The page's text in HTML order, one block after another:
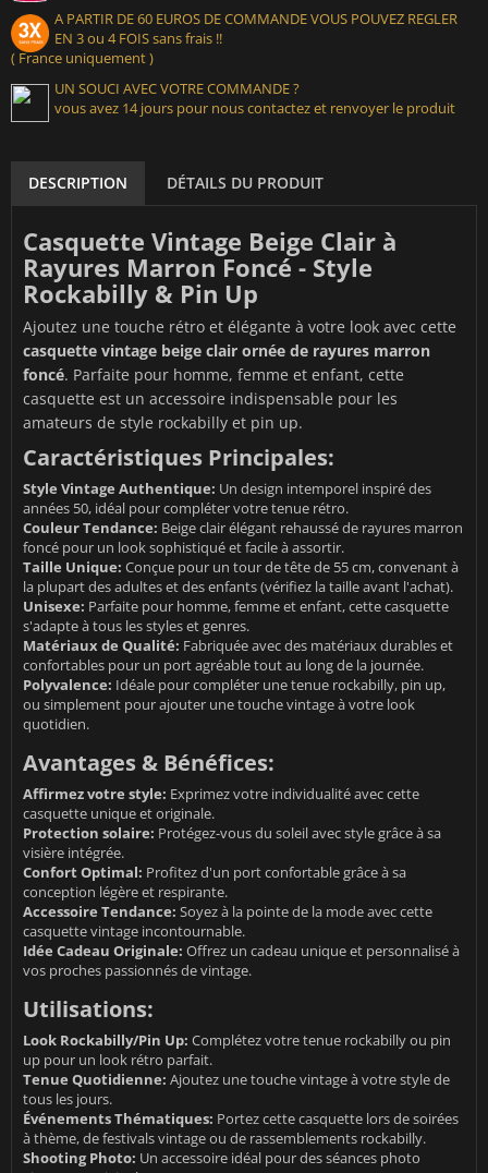
A PARTIR DE 60 EUROS DE COMMANDE VOUS POUVEZ REGLER
EN 3 ou 4 FOIS sans frais !!
( France uniquement )
UN SOUCI AVEC VOTRE COMMANDE ?
vous avez 14 jours pour nous contactez et renvoyer le produit
DESCRIPTION DÉTAILS DU PRODUIT
Casquette Vintage Beige Clair à
Rayures Marron Foncé - Style
Rockabilly & Pin Up
Ajoutez une touche rétro et élégante à votre look avec cette
casquette vintage beige clair ornée de rayures marron
foncé. Parfaite pour homme, femme et enfant, cette
casquette est un accessoire indispensable pour les
amateurs de style rockabilly et pin up.
Caractéristiques Principales:
Style Vintage Authentique: Un design intemporel inspiré des
années 50, idéal pour compléter votre tenue rétro.
Couleur Tendance: Beige clair élégant rehaussé de rayures marron
foncé pour un look sophistiqué et facile à assortir.
Taille Unique: Conçue pour un tour de tête de 55 cm, convenant à
la plupart des adultes et des enfants (vérifiez la taille avant l'achat).
Unisexe: Parfaite pour homme, femme et enfant, cette casquette
s'adapte à tous les styles et genres.
Matériaux de Qualité: Fabriquée avec des matériaux durables et
confortables pour un port agréable tout au long de la journée.
Polyvalence: Idéale pour compléter une tenue rockabilly, pin up,
ou simplement pour ajouter une touche vintage à votre look
quotidien.
Avantages & Bénéfices:
Affirmez votre style: Exprimez votre individualité avec cette
casquette unique et originale.
Protection solaire: Protégez-vous du soleil avec style grâce à sa
visière intégrée.
Confort Optimal: Profitez d'un port confortable grâce à sa
conception légère et respirante.
Accessoire Tendance: Soyez à la pointe de la mode avec cette
casquette vintage incontournable.
Idée Cadeau Originale: Offrez un cadeau unique et personnalisé à
vos proches passionnés de vintage.
Utilisations:
Look Rockabilly/Pin Up: Complétez votre tenue rockabilly ou pin
up pour un look rétro parfait.
Tenue Quotidienne: Ajoutez une touche vintage à votre style de
tous les jours.
Événements Thématiques: Portez cette casquette lors de soirées
à thème, de festivals vintage ou de rassemblements rockabilly.
Shooting Photo: Un accessoire idéal pour des séances photo